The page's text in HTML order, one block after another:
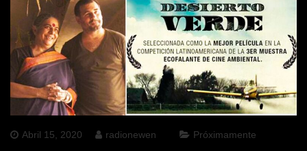
Abril 15, 2020 radionewen Próximamente